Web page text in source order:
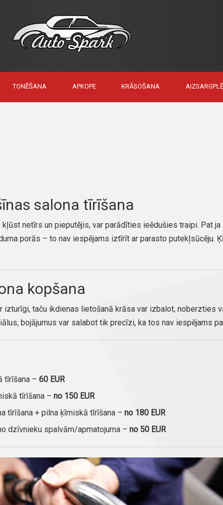
TONĒŠANA APKOPE KRĀSOŠANA
salona tīrīšana
kļūst netīrs un pieputējis, var parādīties ieēdušies traipi. Pat
porās – to nav iespējams iztīrīt ar parasto putekļsūcēju.
kopšana
izturīgi, taču ikdienas lietošanā krāsa var izbalot, noberzties
bojājumus var salabot tik precīzi, ka tos nav iespējams
tīrīšana – 60 EUR
tīrīšana – no 150 EUR
tīrīšana + pilna ķīmiskā tīrīšana – no 180 EUR
dzīvnieku spalvām/apmatojuma – no 50 EUR